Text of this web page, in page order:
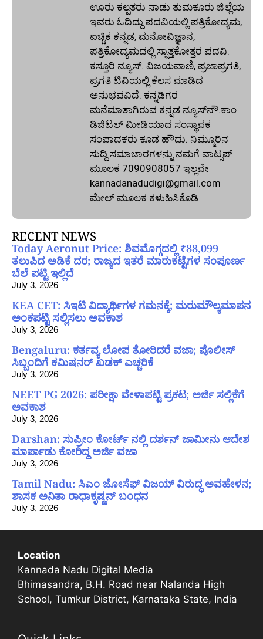
ಊರು ಕಲ್ಪತರು ನಾಡು ತುಮಕೂರು ಜಿಲ್ಲೆಯ
ಇವರು ಓದಿದ್ದು ಪದವಿಯಲ್ಲಿ ಪತ್ರಿಕೋದ್ಯಮ,
ಐಚ್ಚಿಕ ಕನ್ನಡ, ಮನೋವಿಜ್ಞಾನ,
ಪತ್ರಿಕೋದ್ಯಮದಲ್ಲಿ ಸ್ನಾತ್ತಕೋತ್ತರ ಪದವಿ.
ಕಸ್ತೂರಿ ನ್ಯೂಸ್‌. ವಿಜಯವಾಣಿ, ಪ್ರಜಾಪ್ರಗತಿ,
ಪ್ರಗತಿ ಟಿವಿಯಲ್ಲಿ ಕೆಲಸ ಮಾಡಿದ
ಅನುಭವವಿದೆ. ಕನ್ನಡಿಗರ
ಮನೆಮಾತಾಗಿರುವ ಕನ್ನಡ ನ್ಯೂಸ್‌ನೌ.ಕಾಂ
ಡಿಜಿಟಲ್‌ ಮೀಡಿಯಾದ ಸಂಸ್ಥಾಪಕ
ಸಂಪಾದಕರು ಕೂಡ ಹೌದು. ನಿಮ್ಮೂರಿನ
ಸುದ್ದಿ ಸಮಾಚಾರಗಳನ್ನು ನಮಗೆ ವಾಟ್ಸಪ್‌
ಮೂಲಕ 7090908057 ಇಲ್ಲವೇ
kannadanadudigi@gmail.com
ಮೇಲ್‌ ಮೂಲಕ ಕಳುಹಿಸಿಕೊಡಿ
RECENT NEWS
Today Aeronut Price: ಶಿವಮೊಗ್ಗದಲ್ಲಿ ₹88,099
ತಲುಪಿದ ಅಡಿಕೆ ದರ; ರಾಜ್ಯದ ಇತರೆ ಮಾರುಕಟ್ಟೆಗಳ ಸಂಪೂರ್ಣ
ಬೆಲೆ ಪಟ್ಟಿ ಇಲ್ಲಿದೆ
July 3, 2026
KEA CET: ಸಿಇಟಿ ವಿದ್ಯಾರ್ಥಿಗಳ ಗಮನಕ್ಕೆ; ಮರುಮೌಲ್ಯಮಾಪನ
ಅಂಕಪಟ್ಟಿ ಸಲ್ಲಿಸಲು ಅವಕಾಶ
July 3, 2026
Bengaluru: ಕರ್ತವ್ಯ ಲೋಪ ತೋರಿದರೆ ವಜಾ; ಪೊಲೀಸ್
ಸಿಬ್ಬಂದಿಗೆ ಕಮಿಷನರ್ ಖಡಕ್ ಎಚ್ಚರಿಕೆ
July 3, 2026
NEET PG 2026: ಪರೀಕ್ಷಾ ವೇಳಾಪಟ್ಟಿ ಪ್ರಕಟ; ಅರ್ಜಿ ಸಲ್ಲಿಕೆಗೆ
ಅವಕಾಶ
July 3, 2026
Darshan: ಸುಪ್ರೀಂ ಕೋರ್ಟ್ ನಲ್ಲಿ ದರ್ಶನ್ ಜಾಮೀನು ಆದೇಶ
ಮಾರ್ಪಾಡು ಕೋರಿದ್ದ ಅರ್ಜಿ ವಜಾ
July 3, 2026
Tamil Nadu: ಸಿಎಂ ಜೋಸೆಫ್ ವಿಜಯ್ ವಿರುದ್ಧ ಅವಹೇಳನ;
ಶಾಸಕ ಅನಿತಾ ರಾಧಾಕೃಷ್ಣನ್ ಬಂಧನ
July 3, 2026
Location
Kannada Nadu Digital Media
Bhimasandra, B.H. Road near Nalanda High
School, Tumkur District, Karnataka State, India